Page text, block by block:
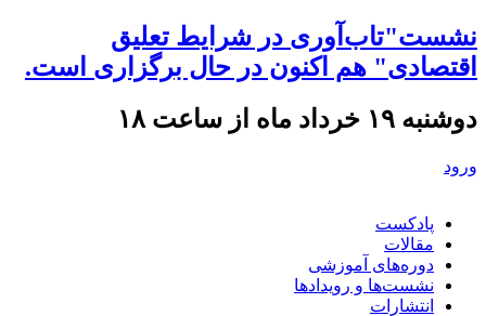
نشست"تاب‌آوری در شرایط تعلیق
اقتصادی" هم اکنون در حال برگزاری است.
دوشنبه ۱۹ خرداد ماه از ساعت ۱۸
ورود
پادکست
مقالات
دوره‌های آموزشی
نشست‌ها و رویدادها
انتشارات